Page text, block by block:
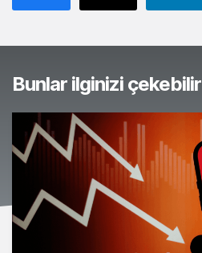
Bunlar ilginizi çekebilir